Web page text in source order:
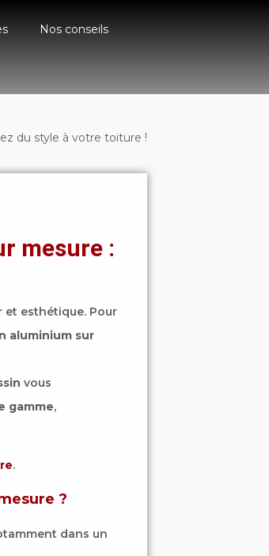
Nos conseils
du style à votre toiture !
mesure :
et esthétique. Pour
aluminium sur
vous
gamme,
.
?
dans un